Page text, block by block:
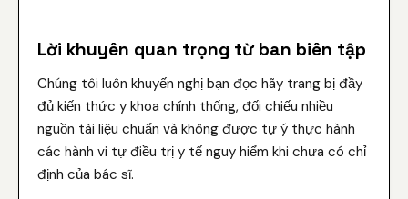
Lời khuyên quan trọng từ ban biên tập
Chúng tôi luôn khuyến nghị bạn đọc hãy trang bị đầy
đủ kiến thức y khoa chính thống, đối chiếu nhiều
nguồn tài liệu chuẩn và không được tự ý thực hành
các hành vi tự điều trị y tế nguy hiểm khi chưa có chỉ
định của bác sĩ.